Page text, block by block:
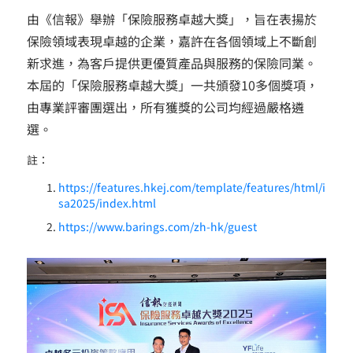
由《信報》舉辦「保險服務卓越大獎」，旨在表揚於
保險領域表現卓越的企業，嘉許在各個領域上不斷創
新求進，為客戶提供更優質產品與服務的保險同業。
本屆的「保險服務卓越大獎」一共頒發10多個獎項，
由專業評審團選出，所有獲獎的公司均經過嚴格遴
選。
註：
https://features.hkej.com/template/features/html/i
sa2025/index.html
https://www.barings.com/zh-hk/guest